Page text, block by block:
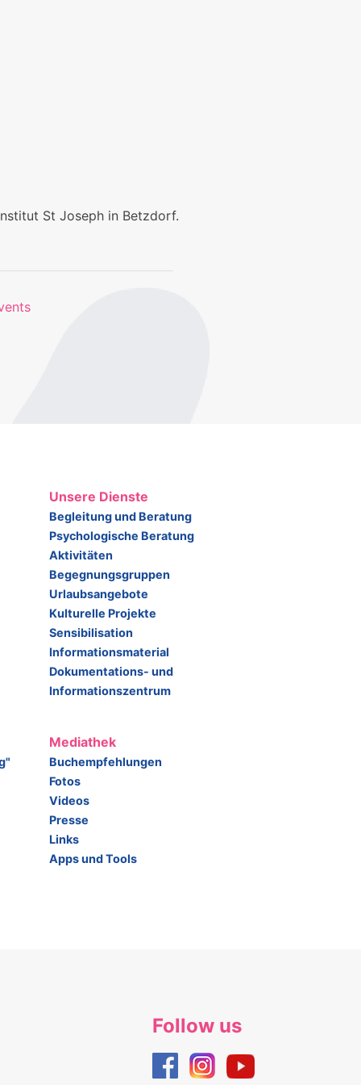
St Joseph in Betzdorf.
Unsere Dienste
Begleitung und Beratung
Psychologische Beratung
Aktivitäten
Begegnungsgruppen
Urlaubsangebote
Kulturelle Projekte
Sensibilisation
Informationsmaterial
Dokumentations- und
Informationszentrum
Mediathek
Buchempfehlungen
Fotos
Videos
Presse
Links
Apps und Tools
Follow us